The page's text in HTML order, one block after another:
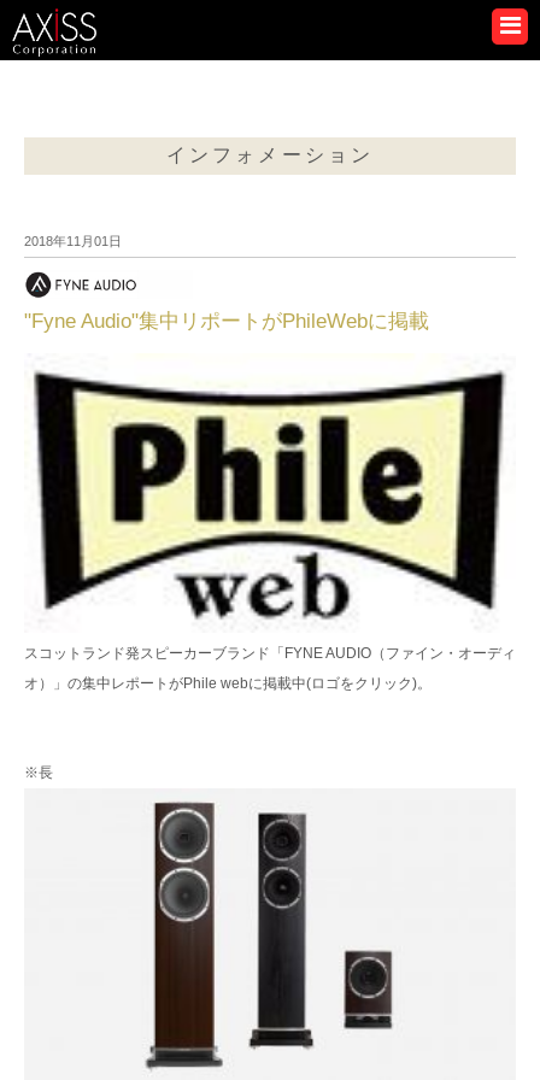
インフォメーション
2018年11月01日
"Fyne Audio"集中リポートがPhileWebに掲載
スコットランド発スピーカーブランド「FYNE AUDIO（ファイン・オーディ
オ）」の集中レポートがPhile webに掲載中(ロゴをクリック)。
※長